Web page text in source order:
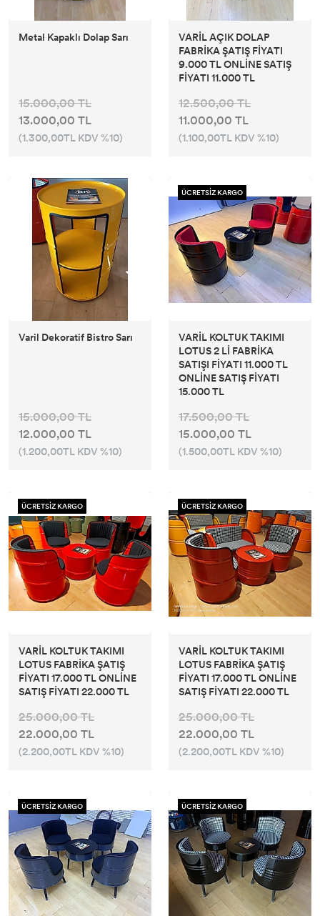
Metal Kapaklı Dolap Sarı
15.000,00 TL
13.000,00 TL
(1.300,00TL KDV %10)
VARİL AÇIK DOLAP
FABRİKA ŞATIŞ FİYATI
9.000 TL ONLİNE SATIŞ
FİYATI 11.000 TL
12.500,00 TL
11.000,00 TL
(1.100,00TL KDV %10)
Varil Dekoratif Bistro Sarı
15.000,00 TL
12.000,00 TL
(1.200,00TL KDV %10)
ÜCRETSİZ KARGO
VARİL KOLTUK TAKIMI
LOTUS 2 Lİ FABRİKA
SATIŞI FİYATI 11.000 TL
ONLİNE SATIŞ FİYATI
15.000 TL
17.500,00 TL
15.000,00 TL
(1.500,00TL KDV %10)
ÜCRETSİZ KARGO
VARİL KOLTUK TAKIMI
LOTUS FABRİKA ŞATIŞ
FİYATI 17.000 TL ONLİNE
SATIŞ FİYATI 22.000 TL
25.000,00 TL
22.000,00 TL
(2.200,00TL KDV %10)
ÜCRETSİZ KARGO
VARİL KOLTUK TAKIMI
LOTUS FABRİKA ŞATIŞ
FİYATI 17.000 TL ONLİNE
SATIŞ FİYATI 22.000 TL
25.000,00 TL
22.000,00 TL
(2.200,00TL KDV %10)
ÜCRETSİZ KARGO ÜCRETSİZ KARGO